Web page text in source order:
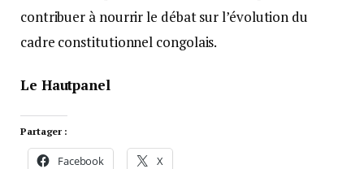
contribuer à nourrir le débat sur l’évolution du
cadre constitutionnel congolais.
Le Hautpanel
Partager :
Facebook X